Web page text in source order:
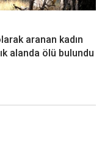
aranan kadın
alanda ölü bulundu